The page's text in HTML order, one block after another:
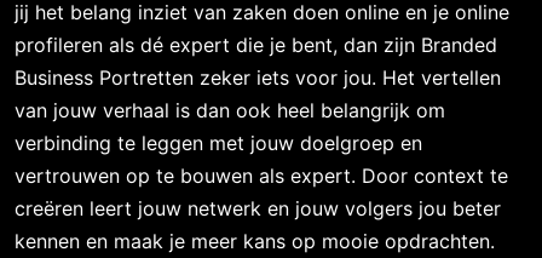
jij het belang inziet van zaken doen online en je online
profileren als dé expert die je bent, dan zijn Branded
Business Portretten zeker iets voor jou. Het vertellen
van jouw verhaal is dan ook heel belangrijk om
verbinding te leggen met jouw doelgroep en
vertrouwen op te bouwen als expert. Door context te
creëren leert jouw netwerk en jouw volgers jou beter
kennen en maak je meer kans op mooie opdrachten.